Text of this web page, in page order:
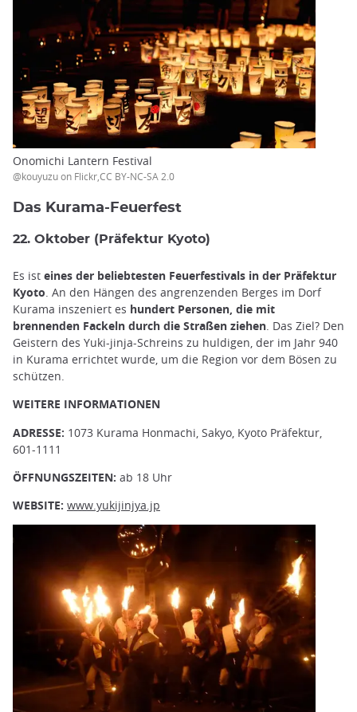
Onomichi Lantern Festival
@kouyuzu on Flickr,CC BY-NC-SA 2.0
Das Kurama-Feuerfest
22. Oktober (Präfektur Kyoto)
Es ist eines der beliebtesten Feuerfestivals in der Präfektur
Kyoto. An den Hängen des angrenzenden Berges im Dorf
Kurama inszeniert es hundert Personen, die mit
brennenden Fackeln durch die Straßen ziehen. Das Ziel? Den
Geistern des Yuki-jinja-Schreins zu huldigen, der im Jahr 940
in Kurama errichtet wurde, um die Region vor dem Bösen zu
schützen.
WEITERE INFORMATIONEN
ADRESSE: 1073 Kurama Honmachi, Sakyo, Kyoto Präfektur,
601-1111
ÖFFNUNGSZEITEN: ab 18 Uhr
WEBSITE: www.yukijinjya.jp